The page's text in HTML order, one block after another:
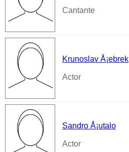
Cantante
Krunoslav Å¡ebrek
Actor
Sandro Å¡utalo
Actor